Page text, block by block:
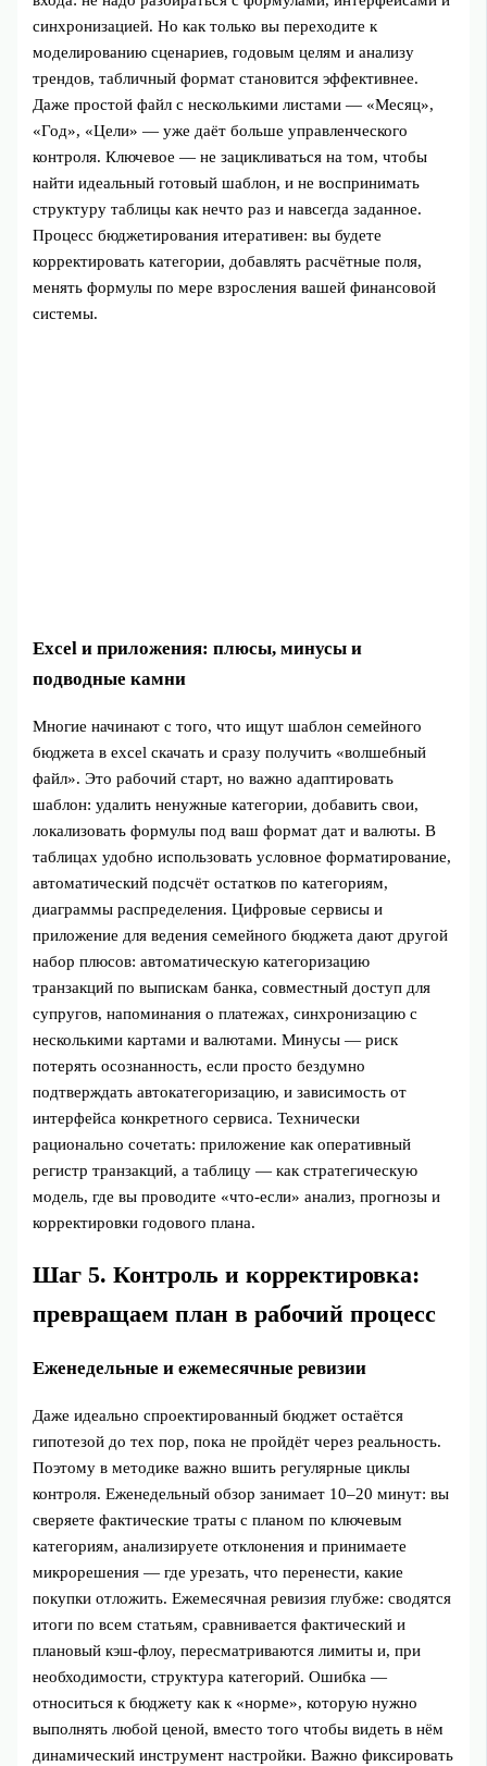
синхронизацией. Но как только вы переходите к
моделированию сценариев, годовым целям и анализу
трендов, табличный формат становится эффективнее.
Даже простой файл с несколькими листами — «Месяц»,
«Год», «Цели» — уже даёт больше управленческого
контроля. Ключевое — не зацикливаться на том, чтобы
найти идеальный готовый шаблон, и не воспринимать
структуру таблицы как нечто раз и навсегда заданное.
Процесс бюджетирования итеративен: вы будете
корректировать категории, добавлять расчётные поля,
менять формулы по мере взросления вашей финансовой
системы.
Excel и приложения: плюсы, минусы и
подводные камни
Многие начинают с того, что ищут шаблон семейного
бюджета в excel скачать и сразу получить «волшебный
файл». Это рабочий старт, но важно адаптировать
шаблон: удалить ненужные категории, добавить свои,
локализовать формулы под ваш формат дат и валюты. В
таблицах удобно использовать условное форматирование,
автоматический подсчёт остатков по категориям,
диаграммы распределения. Цифровые сервисы и
приложение для ведения семейного бюджета дают другой
набор плюсов: автоматическую категоризацию
транзакций по выпискам банка, совместный доступ для
супругов, напоминания о платежах, синхронизацию с
несколькими картами и валютами. Минусы — риск
потерять осознанность, если просто бездумно
подтверждать автокатегоризацию, и зависимость от
интерфейса конкретного сервиса. Технически
рационально сочетать: приложение как оперативный
регистр транзакций, а таблицу — как стратегическую
модель, где вы проводите «что‑если» анализ, прогнозы и
корректировки годового плана.
Шаг 5. Контроль и корректировка:
превращаем план в рабочий процесс
Еженедельные и ежемесячные ревизии
Даже идеально спроектированный бюджет остаётся
гипотезой до тех пор, пока не пройдёт через реальность.
Поэтому в методике важно вшить регулярные циклы
контроля. Еженедельный обзор занимает 10–20 минут: вы
сверяете фактические траты с планом по ключевым
категориям, анализируете отклонения и принимаете
микрорешения — где урезать, что перенести, какие
покупки отложить. Ежемесячная ревизия глубже: сводятся
итоги по всем статьям, сравнивается фактический и
плановый кэш‑флоу, пересматриваются лимиты и, при
необходимости, структура категорий. Ошибка —
относиться к бюджету как к «норме», которую нужно
выполнять любой ценой, вместо того чтобы видеть в нём
динамический инструмент настройки. Важно фиксировать